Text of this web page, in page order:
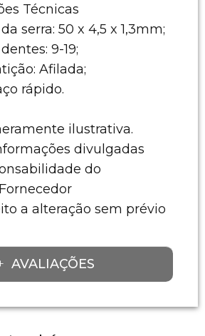
Técnicas
serra: 50 x 4,5 x 1,3mm;
9-19;
Afilada;
rápido.
ilustrativa.
divulgadas
do
a alteração sem prévio
AVALIAÇÕES